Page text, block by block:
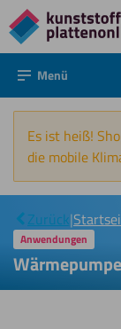
Direkt
zum
Inhalt
Menü
Es ist heiß!
die mobile
Zurück|
Wärmepumpe
Verkleidung
Anwendungen